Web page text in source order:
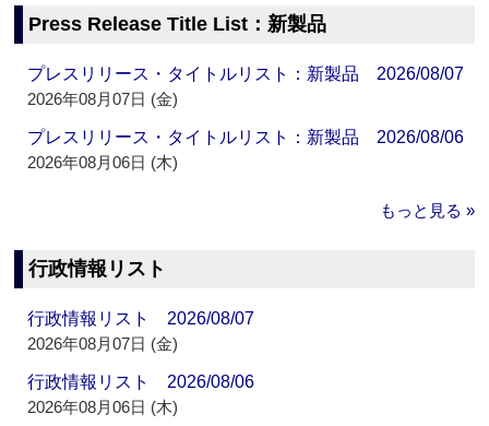
Press Release Title List：新製品
プレスリリース・タイトルリスト：新製品 2026/08/07
2026年08月07日 (金)
プレスリリース・タイトルリスト：新製品 2026/08/06
2026年08月06日 (木)
もっと見る »
行政情報リスト
行政情報リスト 2026/08/07
2026年08月07日 (金)
行政情報リスト 2026/08/06
2026年08月06日 (木)